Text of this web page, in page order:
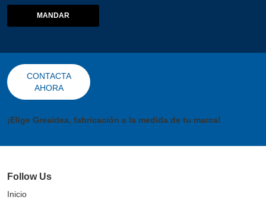
MANDAR
CONTACTA
AHORA
¡Elige Greaidea, fabricación a la medida de tu marca!
Follow Us
Inicio